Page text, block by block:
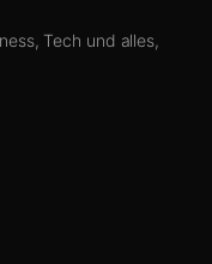
Tech und alles,